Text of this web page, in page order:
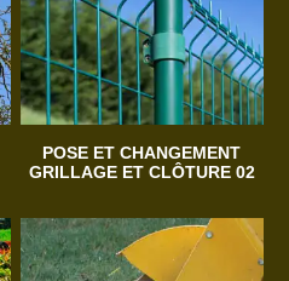
POSE ET CHANGEMENT
GRILLAGE ET CLÔTURE 02